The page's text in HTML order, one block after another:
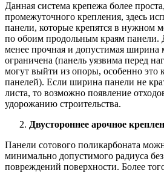
Данная система крепежа более
промежуточного крепления, здесь
панели, которые крепятся в нужном
по обоим продольным краям панели.
менее прочная и допустимая ширина
ограничена (панель уязвима перед
могут выйти из опоры, особенно это
панелей). Если ширина панели не
листа, то возможно появление
удорожанию строительства.
Двустороннее арочное
Панели сотового поликарбоната
минимально допустимого радиуса
повреждений поверхности. Более